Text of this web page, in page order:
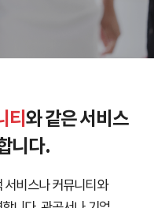
티 와 같은 서비스
니다.
서비스나 커뮤니티와